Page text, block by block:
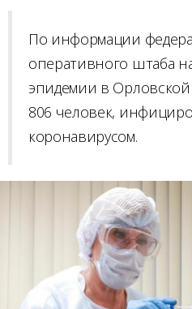
По информации
оперативного штаба
эпидемии в
806 человек,
коронавирусом.